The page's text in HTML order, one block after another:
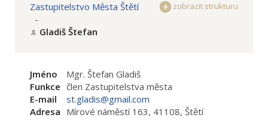
zobrazit strukturu
Zastupitelstvo Města Štětí
-
Gladiš Štefan
Jméno
Mgr. Štefan Gladiš
Funkce člen Zastupitelstva města
E-mail
st.gladis@gmail.com
Adresa Mírové náměstí 163, 41108, Štětí